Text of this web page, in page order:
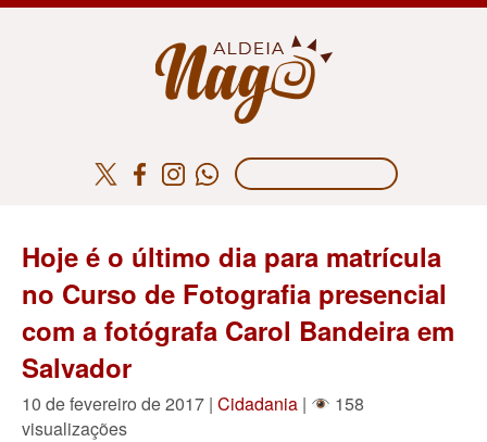
Hoje é o último dia para matrícula
no Curso de Fotografia presencial
com a fotógrafa Carol Bandeira em
Salvador
10 de fevereiro de 2017 | Cidadania |
158
visualizações